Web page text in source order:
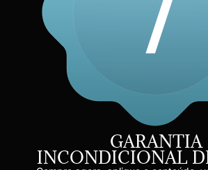
GARANTIA
INCONDICIONAL